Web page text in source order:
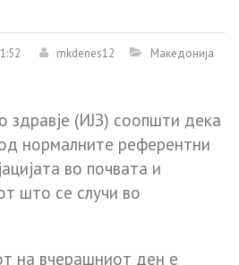
mkdenes12 Македонија
здравје (ИЈЗ) соопшти дека
нормалните референтни
во почвата и
што се случи во
на вчерашниот ден е